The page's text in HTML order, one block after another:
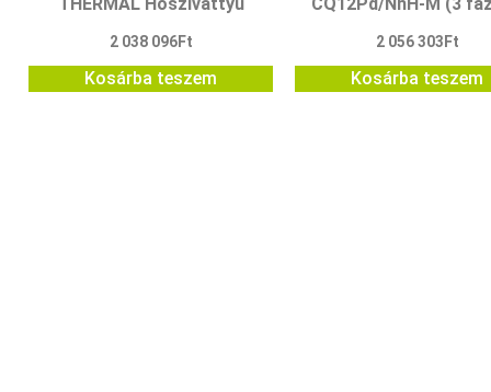
2 038 096Ft
Kosárba teszem
2 056 303 Ft
Kosárba teszem